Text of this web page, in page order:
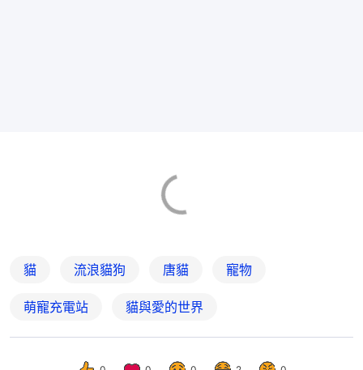
貓 流浪貓狗 唐貓 寵物
萌寵充電站 貓與愛的世界